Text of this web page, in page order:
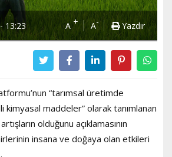
13:23 A+ A- Yazdır
“tarımsal üretimde
kimyasal maddeler” olarak tanımlanan
olduğunu açıklamasının
insana ve doğaya olan etkileri